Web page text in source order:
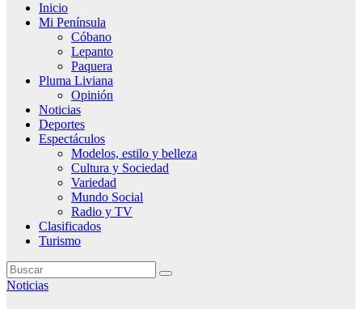
Inicio
Mi Península
Cóbano
Lepanto
Paquera
Pluma Liviana
Opinión
Noticias
Deportes
Espectáculos
Modelos, estilo y belleza
Cultura y Sociedad
Variedad
Mundo Social
Radio y TV
Clasificados
Turismo
Noticias